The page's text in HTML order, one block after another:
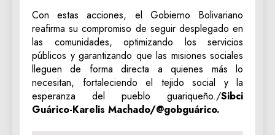
Con estas acciones, el Gobierno Bolivariano
reafirma su compromiso de seguir desplegado en
las comunidades, optimizando los servicios
públicos y garantizando que las misiones sociales
lleguen de forma directa a quienes más lo
necesitan, fortaleciendo el tejido social y la
esperanza del pueblo guariqueño./Sibci
Guárico-Karelis Machado/@gobguárico.